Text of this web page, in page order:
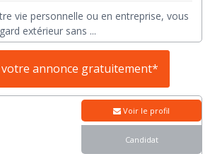
vie personnelle ou en entreprise, vous
extérieur sans ...
votre annonce gratuitement*
Voir le profil
Candidat